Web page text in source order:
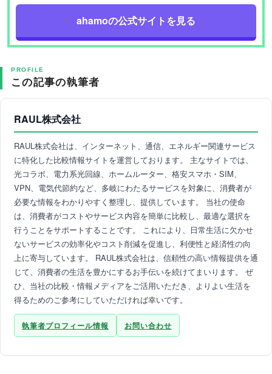
ahamoの公式サイトを見る
PROFILE
この記事の執筆者
RAUL株式会社
RAUL株式会社は、インターネット、通信、エネルギー関連サービス
に特化した比較情報サイトを運営しております。 主なサイトでは、
光コラボ、電力系光回線、ホームルーター、格安スマホ・SIM、
VPN、電気代節約など、多岐にわたるサービスを対象に、消費者が
必要な情報をわかりやすく整理し、提供しています。 当社の使命
は、消費者がコストやサービス内容を簡単に比較し、最適な選択を
行うことをサポートすることです。 これにより、日常生活に欠かせ
ないサービスの効率化やコスト削減を促進し、利便性と経済性の向
上に寄与しています。 RAUL株式会社は、信頼性の高い情報提供を通
じて、消費者の生活を豊かにするお手伝いを続けてまいります。 ぜ
ひ、当社の比較・情報メディアをご活用いただき、よりよい生活を
得るためのご参考にしていただければ幸いです。
執筆者プロフィール情報 お問い合わせ